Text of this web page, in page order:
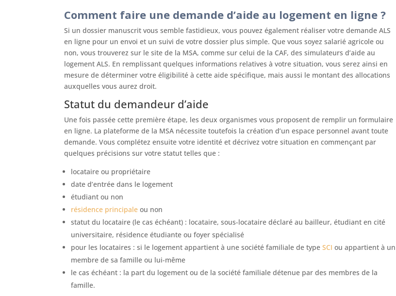
Comment faire une demande d’aide au logement en ligne ?
Si un dossier manuscrit vous semble fastidieux, vous pouvez également réaliser votre demande ALS
en ligne pour un envoi et un suivi de votre dossier plus simple. Que vous soyez salarié agricole ou
non, vous trouverez sur le site de la MSA, comme sur celui de la CAF, des simulateurs d’aide au
logement ALS. En remplissant quelques informations relatives à votre situation, vous serez ainsi en
mesure de déterminer votre éligibilité à cette aide spécifique, mais aussi le montant des allocations
auxquelles vous aurez droit.
Statut du demandeur d’aide
Une fois passée cette première étape, les deux organismes vous proposent de remplir un formulaire
en ligne. La plateforme de la MSA nécessite toutefois la création d’un espace personnel avant toute
demande. Vous complétez ensuite votre identité et décrivez votre situation en commençant par
quelques précisions sur votre statut telles que :
locataire ou propriétaire
date d’entrée dans le logement
étudiant ou non
résidence principale ou non
statut du locataire (le cas échéant) : locataire, sous-locataire déclaré au bailleur, étudiant en cité
universitaire, résidence étudiante ou foyer spécialisé
pour les locataires : si le logement appartient à une société familiale de type SCI ou appartient à un
membre de sa famille ou lui-même
le cas échéant : la part du logement ou de la société familiale détenue par des membres de la
famille.